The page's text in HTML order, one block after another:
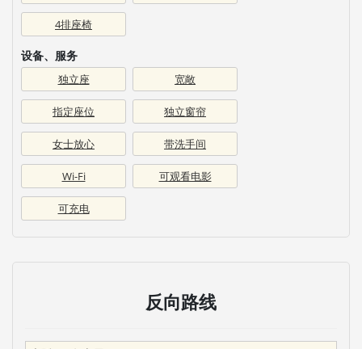
4排座椅
设备、服务
独立座 宽敞
指定座位 独立窗帘
女士放心 带洗手间
Wi-Fi 可观看电影
可充电
反向路线